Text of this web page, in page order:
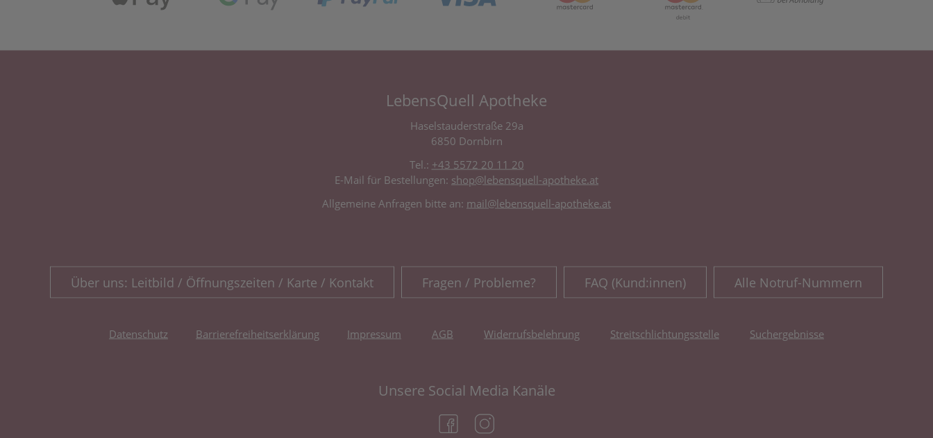
LebensQuell Apotheke
Haselstauderstraße 29a
6850 Dornbirn
Tel.: +43 5572 20 11 20
E-Mail für Bestellungen: shop@lebensquell-apotheke.at
Allgemeine Anfragen bitte an: mail@lebensquell-apotheke.at
Über uns: Leitbild / Öffnungszeiten / Karte / Kontakt Fragen / Probleme? FAQ (Kund:innen) Alle Notruf-Nummern
Datenschutz Barrierefreiheitserklärung Impressum AGB Widerrufsbelehrung Streitschlichtungsstelle Suchergebnisse
Unsere Social Media Kanäle
(öffnet in neuem Tab)